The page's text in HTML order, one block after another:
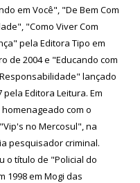
em Você", "De Bem Com
"Como Viver Com
pela Editora Tipo em
de 2004 e "Educando com
lançado
pela Editora Leitura. Em
homenageado com o
no Mercosul", na
pesquisador criminal.
o título de "Policial do
1998 em Mogi das